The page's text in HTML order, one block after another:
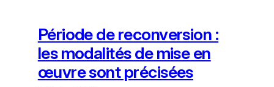
Période de reconversion :
les modalités de mise en
œuvre sont précisées